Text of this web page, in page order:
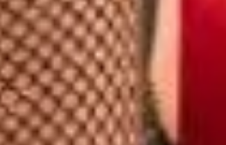
inediti e